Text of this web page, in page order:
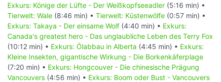
Exkurs: Könige der Lüfte - Der Weißkopfseeadler (5:16 min) •
Tierwelt: Wale (8:46 min) • Tierwelt: Küstenwölfe (0:57 min) •
Exkurs: Takaya - Der einsame Wolf (4:40 min) • Exkurs:
Canada's greatest hero - Das unglaubliche Leben des Terry Fox
(10:12 min) • Exkurs: Ölabbau in Alberta (4:45 min) • Exkurs:
Kleine Insekten, gigantische Wirkung - Die Borkenkäferplage
(7:20 min) • Exkurs: Hongcouver - Die chinesische Prägung
Vancouvers (4:56 min) • Exkurs: Boom oder Bust - Vancouvers